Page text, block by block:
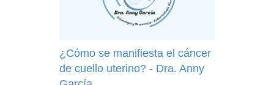
¿Cómo se manifiesta el cáncer
de cuello uterino? - Dra. Anny